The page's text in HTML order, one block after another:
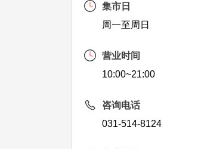
集市日
周一至周日
营业时间
10:00~21:00
咨询电话
031-514-8124